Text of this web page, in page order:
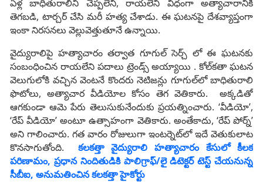
ఏళ్ల బాధితురాలిని చెప్పలేని, రాయలేని విధంగా అత్యాచారానికి
తెగబడి, టార్చర్ చేసి మరీ హత్య చేశాడు. ఈ ఘటనపై దేశవ్యాప్తంగా
ఇంకా నిరసనలు వెల్లువెత్తుతూనే ఉన్నాయి.
వైద్యురాలిపై హత్యాచారం తర్వాత గూగుల్ సెర్చ్ లో ఈ ఘటనకు
సంబంధించిన రాయలేని పదాలు ట్రెండ్స్ అయ్యాయి . కోల్‌కతా ఘటన
వెలుగులోకి వచ్చిన వెంటనే కొందరు నెటిజన్లు గూగుల్‌లో బాధితురాలి
ఫొటోలు, అత్యాచార వీడియోల కోసం తెగ వెతికారు. అక్కడితో
ఆగకుండా ఆమె పేరు తెలుసుకునేందుకు ప్రయత్నించారు. ‘వీడియో’,
‘రేప్ వీడియో’ అంటూ ఉత్సాహంగా వెతికారు. అంతేకాదు, ‘రేప్ పోర్న్’
అని గాలించారు. గత వారం రోజులుగా ఇంటర్నెట్‌లో ఇదే వెతుకులాట
కొనసాగుతోంది. కలకత్తా వైద్యురాలి హత్యాచారం కేసులో కీలక
పరిణామం, ప్రధాన నిందితుడికి పాలిగ్రాఫ్‌/లై డిటెక్టర్‌ టెస్ట్ చేయనున్న
సీబీఐ, అనుమతించిన కలకత్తా హైకోర్టు